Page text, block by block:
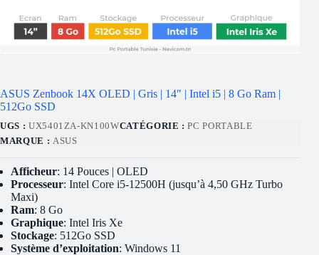
ASUS Zenbook 14X OLED | Gris | 14″ | Intel i5 | 8 Go Ram |
512Go SSD
UGS : UX5401ZA-KN100WCATÉGORIE :PC PORTABLE
MARQUE : ASUS
Afficheur: 14 Pouces | OLED
Processeur: Intel Core i5-12500H (jusqu’à 4,50 GHz Turbo
Maxi)
Ram: 8 Go
Graphique: Intel Iris Xe
Stockage: 512Go SSD
Système d’exploitation: Windows 11